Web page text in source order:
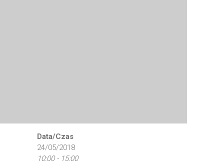
Data/Czas
24/05/2018
10:00 - 15:00